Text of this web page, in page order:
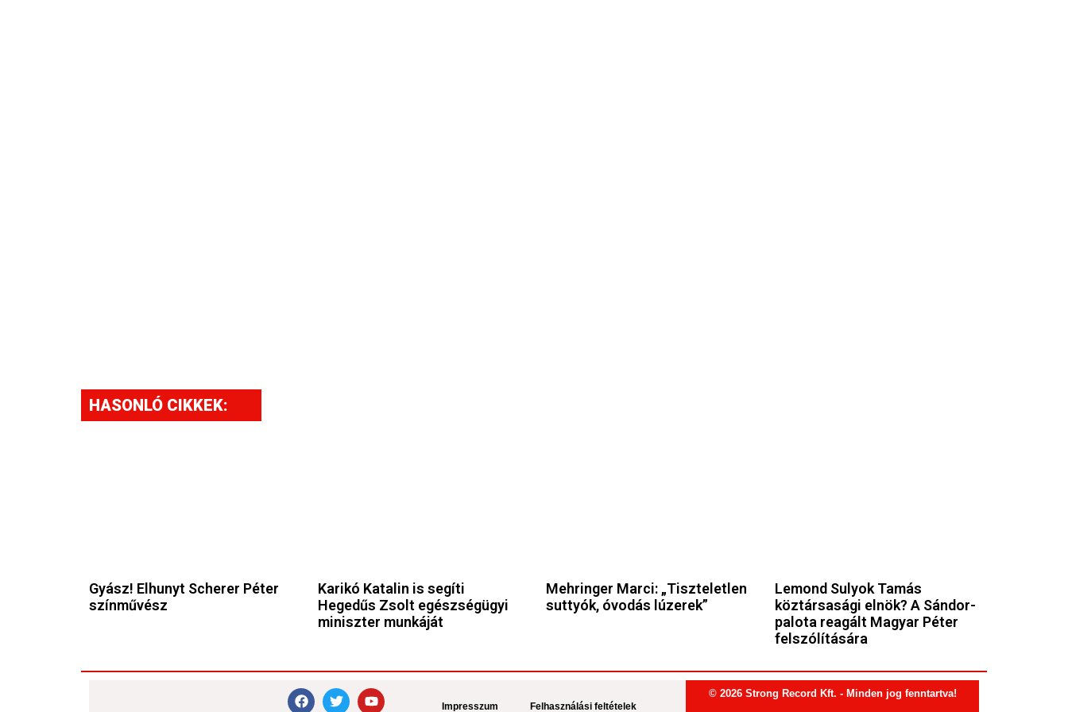
HASONLÓ CIKKEK:
Gyász! Elhunyt Scherer Péter
színművész
Karikó Katalin is segíti
Hegedűs Zsolt egészségügyi
miniszter munkáját
Mehringer Marci: „Tiszteletlen
suttyók, óvodás lúzerek”
Lemond Sulyok Tamás
köztársasági elnök? A Sándor-
palota reagált Magyar Péter
felszólítására
Impresszum Felhasználási feltételek
© 2026 Strong Record Kft. - Minden jog fenntartva!